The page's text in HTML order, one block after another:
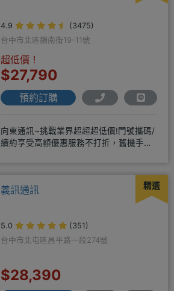
4.9
(3475)
台中市北區錦南街19-11號
超低價！
$27,790
預約訂購
向東通訊~挑戰業界超超超低價!門號攜碼/
續約享受高額優惠服務不打折，舊機手機
精選
義訊通訊
5.0
(351)
台中市北屯區昌平路一段274號
$28,390